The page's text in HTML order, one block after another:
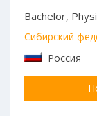
Bachelor,
Сибирский
Россия